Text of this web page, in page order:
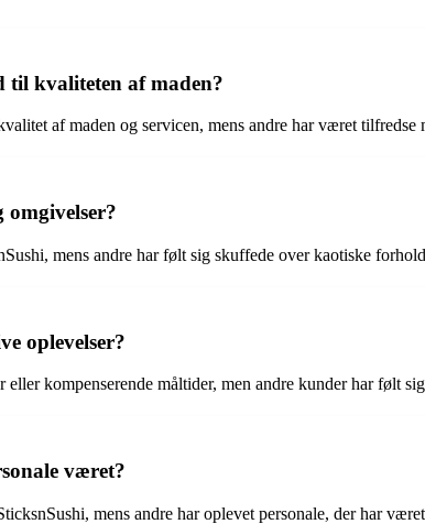
til kvaliteten af maden?
af maden og servicen, mens andre har været
omgivelser?
mens andre har følt sig skuffede over kaotiske
oplevelser?
kompenserende måltider, men andre kunder har følt
været?
mens andre har oplevet personale, der har